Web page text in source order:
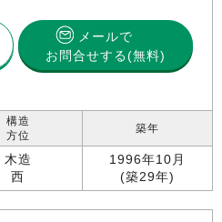
メールで
お問合せする(無料)
構造
方位
木造
西
築年
1996年10月
(築29年)